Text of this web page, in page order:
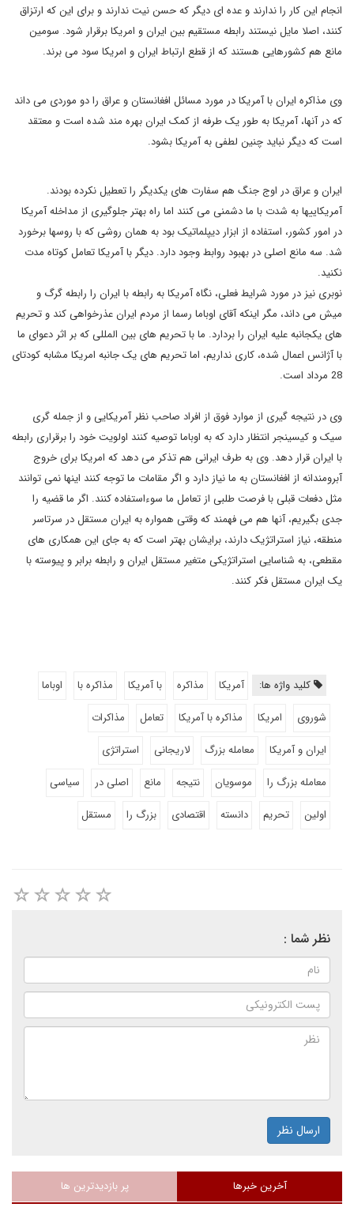
انجام این کار را ندارند و عده ای دیگر که حسن نیت ندارند و برای این که ارتزاق
کنند، اصلا مایل نیستند رابطه مستقیم بین ایران و امریکا برقرار شود. سومین
مانع هم کشورهایی هستند که از قطع ارتباط ایران و امریکا سود می برند.
وی مذاکره ایران با آمریکا در مورد مسائل افغانستان و عراق را دو موردی می داند
که در آنها، آمریکا به طور یک طرفه از کمک ایران بهره مند شده است و معتقد
است که دیگر نباید چنین لطفی به آمریکا بشود.
ایران و عراق در اوج جنگ هم سفارت های یکدیگر را تعطیل نکرده بودند.
آمریکاییها به شدت با ما دشمنی می کنند اما راه بهتر جلوگیری از مداخله آمریکا
در امور کشور، استفاده از ابزار دیپلماتیک بود به همان روشی که با روسها برخورد
شد. سه مانع اصلی در بهبود روابط وجود دارد. دیگر با آمریکا تعامل کوتاه مدت
نکنید.
نوبری نیز در مورد شرایط فعلی، نگاه آمریکا به رابطه با ایران را رابطه گرگ و
میش می داند، مگر اینکه آقای اوباما رسما از مردم ایران عذرخواهی کند و تحریم
های یکجانبه علیه ایران را بردارد. ما با تحریم های بین المللی که بر اثر دعوای ما
با آژانس اعمال شده، کاری نداریم، اما تحریم های یک جانبه امریکا مشابه کودتای
28 مرداد است
.
وی در نتیجه گیری از موارد فوق از افراد صاحب نظر آمریکایی و از جمله گری
سیک و کیسینجر انتظار دارد که به اوباما توصیه کنند اولویت خود را برقراری رابطه
با ایران قرار دهد. وی به طرف ایرانی هم تذکر می دهد که امریکا برای خروج
آبرومندانه از افغانستان به ما نیاز دارد و اگر مقامات ما توجه کنند اینها نمی توانند
مثل دفعات قبلی با فرصت طلبی از تعامل ما سوءاستفاده کنند. اگر ما قضیه را
جدی بگیریم، آنها هم می فهمند که وقتی همواره به ایران مستقل در سرتاسر
منطقه، نیاز استراتژیک دارند، برایشان بهتر است که به جای این همکاری های
مقطعی، به شناسایی استراتژیکی متغیر مستقل ایران و رابطه برابر و پیوسته با
یک ایران مستقل فکر کنند.
کلید واژه ها: آمریکا مذاکره با آمریکا مذاکره با
اوباما
شوروی
امریکا مذاکره با آمریکا تعامل
مذاکرات
ایران و آمریکا
معامله بزرگ لاریجانی
استراتژی
معامله بزرگ را
موسویان نتیجه مانع اصلی در
سیاسی
اولین
تحریم دانسته اقتصادی بزرگ را مستقل
نظر شما :
ارسال نظر
آخرین خبرها پر بازدیدترین ها